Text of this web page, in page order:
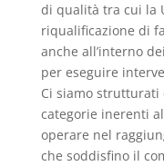
di qualità tra cui la
riqualificazione di
anche all’interno
per eseguire
Ci siamo strutturati
categorie inerenti
operare nel
che soddisfino il